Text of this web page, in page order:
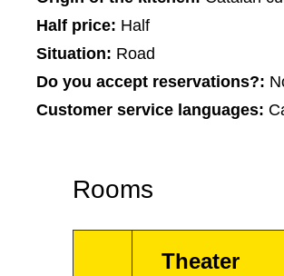
Half price: Half
Situation: Road
Do you accept reservations?:
Customer service languages:
Rooms
Theater